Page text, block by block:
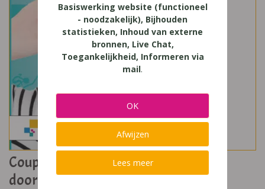
Coup de Coeur 4 Domeingebonden
doorstroomfinaliteit (2022)
Basiswerking website (functioneel
- noodzakelijk), Bijhouden
statistieken, Inhoud van externe
bronnen, Live Chat,
Toegankelijkheid, Informeren via
mail.
OK
Afwijzen
Lees meer